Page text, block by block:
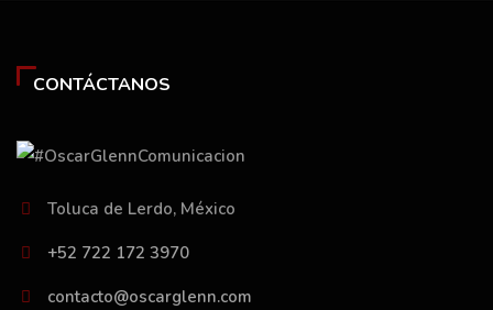
CONTÁCTANOS
Toluca de Lerdo, México
+52 722 172 3970
contacto@oscarglenn.com